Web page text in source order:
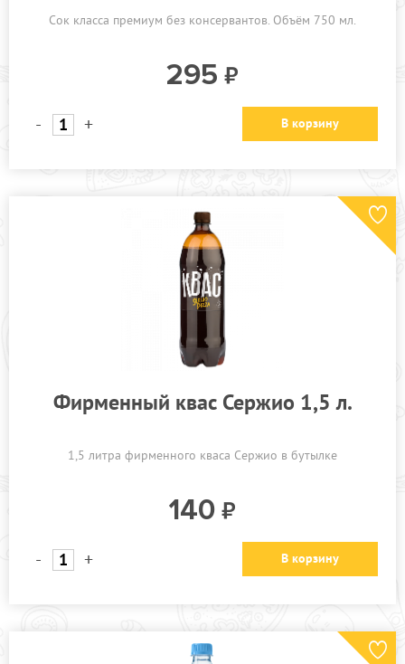
Сок класса премиум без консервантов. Объём 750 мл.
295
- + В корзину
Фирменный квас Сержио 1,5 л.
1,5 литра фирменного кваса Сержио в бутылке
140
- + В корзину